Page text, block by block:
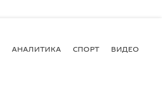
АНАЛИТИКА СПОРТ ВИДЕО